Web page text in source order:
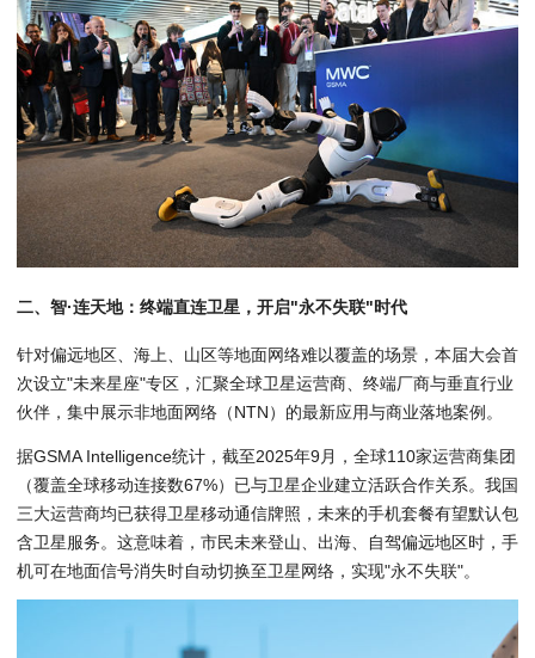
二、智·连天地：终端直连卫星，开启"永不失联"时代
针对偏远地区、海上、山区等地面网络难以覆盖的场景，本届大会首
次设立"未来星座"专区，汇聚全球卫星运营商、终端厂商与垂直行业
伙伴，集中展示非地面网络（NTN）的最新应用与商业落地案例。
据GSMA Intelligence统计，截至2025年9月，全球110家运营商集团
（覆盖全球移动连接数67%）已与卫星企业建立活跃合作关系。我国
三大运营商均已获得卫星移动通信牌照，未来的手机套餐有望默认包
含卫星服务。这意味着，市民未来登山、出海、自驾偏远地区时，手
机可在地面信号消失时自动切换至卫星网络，实现"永不失联"。